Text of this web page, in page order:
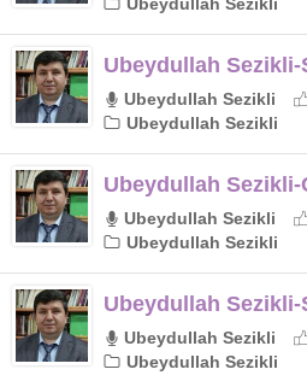
Ubeydullah Sezikli-
Ubeydullah Sezikli
Ubeydullah Sezikli
Ubeydullah
Ubeydullah Sezikli
Ubeydullah Sezikli
Ubeydullah Sezikli-
Ubeydullah Sezikli
Ubeydullah Sezikli